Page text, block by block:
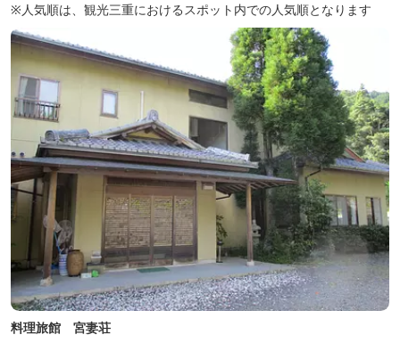
※人気順は、観光三重におけるスポット内での人気順となります
料理旅館 宮妻荘